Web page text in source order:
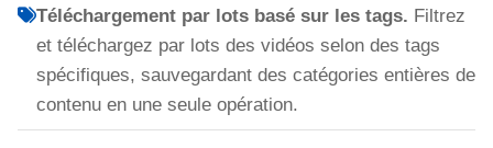
Téléchargement par lots basé sur les tags. Filtrez
et téléchargez par lots des vidéos selon des tags
spécifiques, sauvegardant des catégories entières de
contenu en une seule opération.